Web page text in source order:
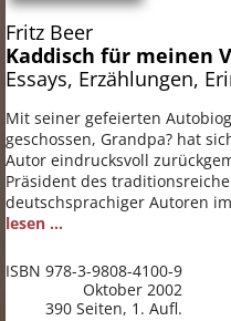
Fritz Beer
Kaddisch für meinen
Essays, Erzählungen,
Mit seiner gefeierten
geschossen, Grandpa? hat
Autor eindrucksvoll
Präsident des
deutschsprachiger Autoren
lesen ...
ISBN 978-3-9808-4100-9
Oktober 2002
390 Seiten, 1. Aufl.